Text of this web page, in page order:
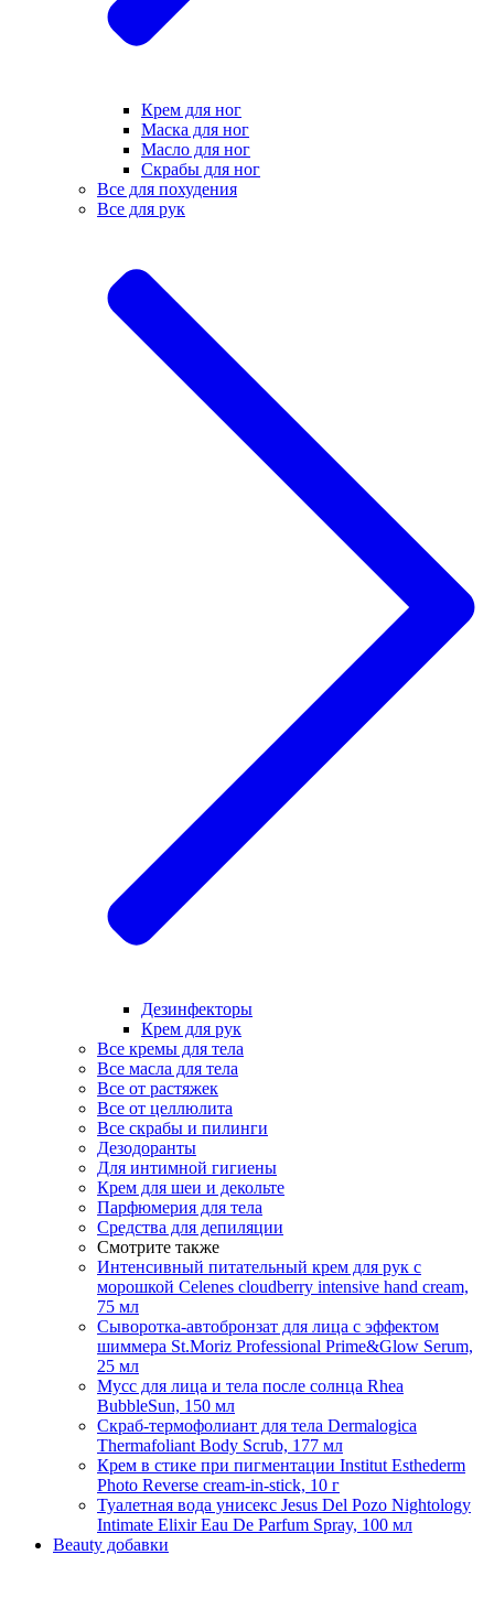
Крем для ног
Маска для ног
Масло для ног
Скрабы для ног
Все для похудения
Все для рук
Дезинфекторы
Крем для рук
Все кремы для тела
Все масла для тела
Все от растяжек
Все от целлюлита
Все скрабы и пилинги
Дезодоранты
Для интимной гигиены
Крем для шеи и декольте
Парфюмерия для тела
Средства для депиляции
Смотрите также
Интенсивный питательный крем для рук с
морошкой Celenes cloudberry intensive hand cream,
75 мл
Сыворотка-автобронзат для лица с эффектом
шиммера St.Moriz Professional Prime&Glow Serum,
25 мл
Мусс для лица и тела после солнца Rhea
BubbleSun, 150 мл
Скраб-термофолиант для тела Dermalogica
Thermafoliant Body Scrub, 177 мл
Крем в стике при пигментации Institut Esthederm
Photo Reverse cream-in-stick, 10 г
Туалетная вода унисекс Jesus Del Pozo Nightology
Intimate Elixir Eau De Parfum Spray, 100 мл
Beauty добавки